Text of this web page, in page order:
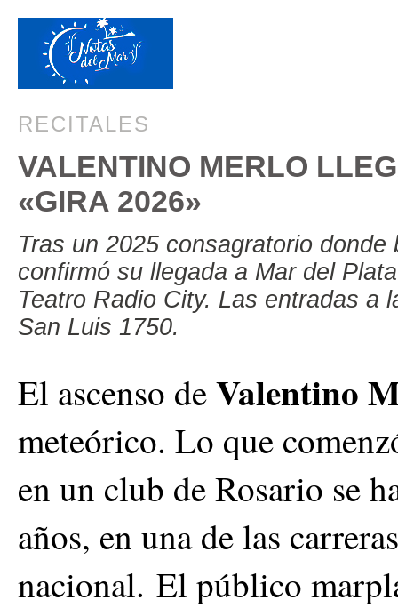
RECITALES
VALENTINO MERLO
«GIRA 2026»
Tras un 2025 consagratorio
confirmó su llegada a Mar del
Teatro Radio City. Las entradas a
San Luis 1750.
El ascenso deValentino
meteórico. Lo que
en un club de Rosario se
años, en una de las
nacional. El público